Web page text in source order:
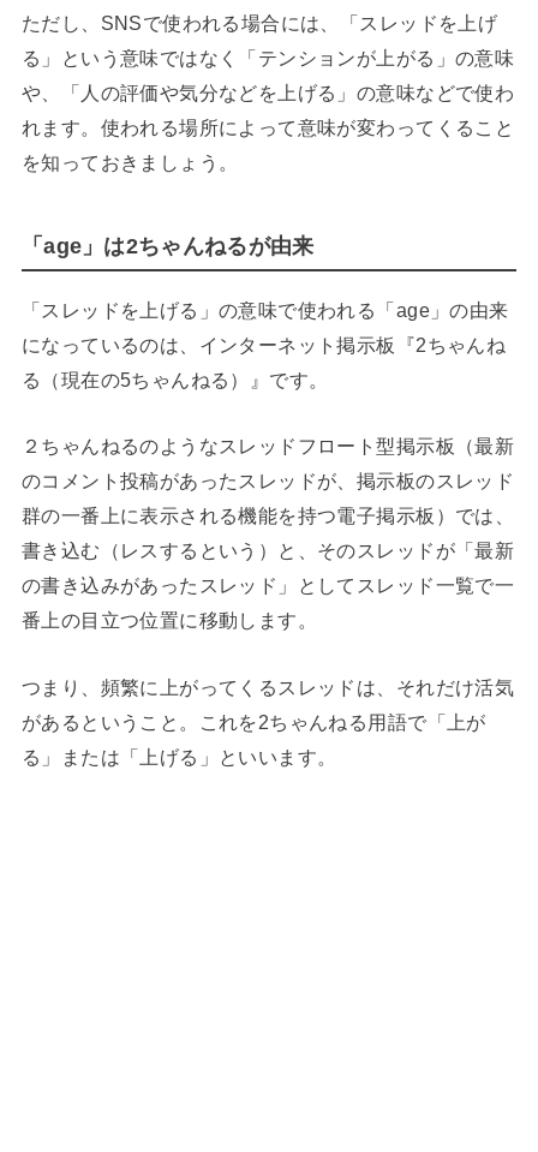
ただし、SNSで使われる場合には、「スレッドを上げ
る」という意味ではなく「テンションが上がる」の意味
や、「人の評価や気分などを上げる」の意味などで使わ
れます。使われる場所によって意味が変わってくること
を知っておきましょう。
「age」は2ちゃんねるが由来
「スレッドを上げる」の意味で使われる「age」の由来
になっているのは、インターネット掲示板『2ちゃんね
る（現在の5ちゃんねる）』です。
２ちゃんねるのようなスレッドフロート型掲示板（最新
のコメント投稿があったスレッドが、掲示板のスレッド
群の一番上に表示される機能を持つ電子掲示板）では、
書き込む（レスするという）と、そのスレッドが「最新
の書き込みがあったスレッド」としてスレッド一覧で一
番上の目立つ位置に移動します。
つまり、頻繁に上がってくるスレッドは、それだけ活気
があるということ。これを2ちゃんねる用語で「上が
る」または「上げる」といいます。